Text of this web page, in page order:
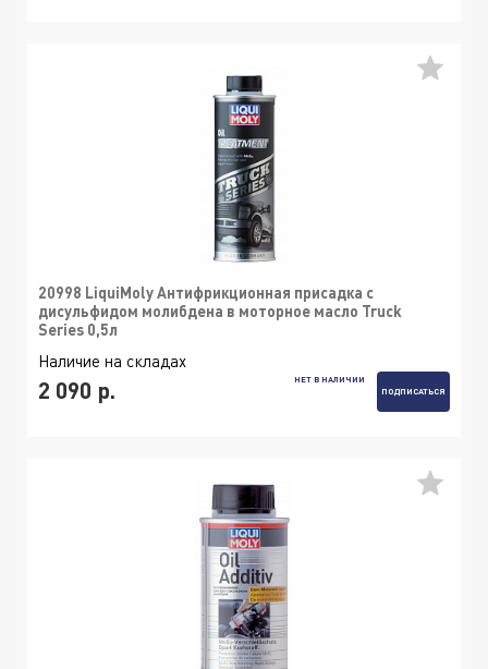
20998 LiquiMoly Антифрикционная присадка с
дисульфидом молибдена в моторное масло Truck
Series 0,5л
Наличие на складах
2 090 р.
НЕТ В НАЛИЧИИ
ПОДПИСАТЬСЯ